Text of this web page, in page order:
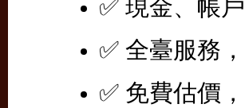
✅ 現金、帳
✅ 全臺服務
✅ 免費估價